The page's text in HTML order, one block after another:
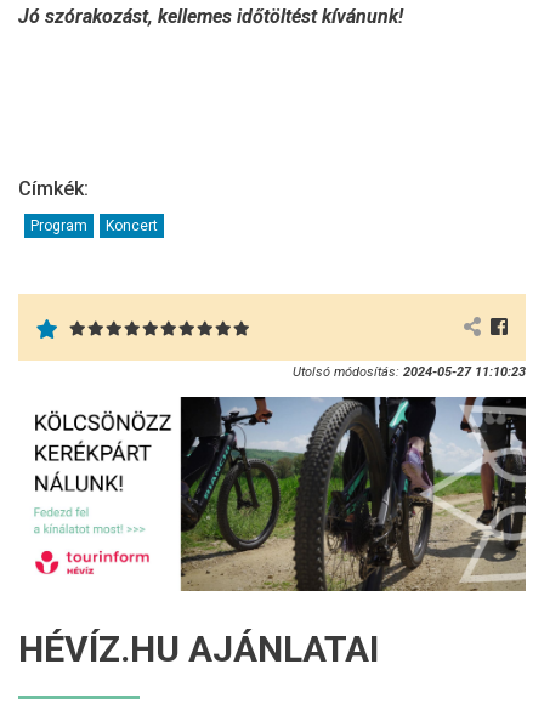
Jó szórakozást, kellemes időtöltést kívánunk!
Címkék:
Program Koncert
Utolsó módosítás: 2024-05-27 11:10:23
HÉVÍZ.HU AJÁNLATAI